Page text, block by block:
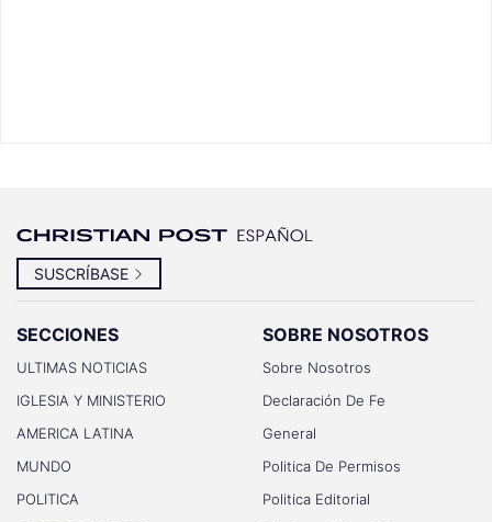
SUSCRÍBASE
SECCIONES
ULTIMAS NOTICIAS
IGLESIA Y MINISTERIO
AMERICA LATINA
MUNDO
POLITICA
SOBRE NOSOTROS
Sobre Nosotros
Declaración De Fe
General
Politica De Permisos
Politica Editorial